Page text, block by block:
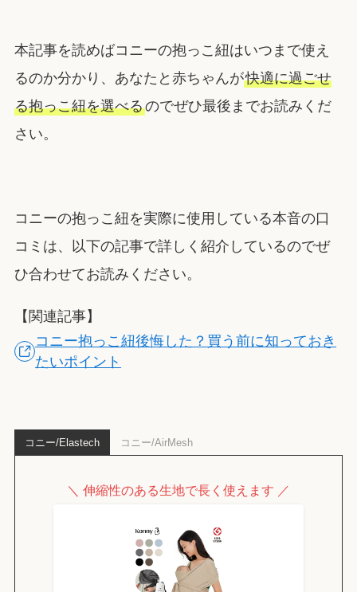
本記事を読めばコニーの抱っこ紐はいつまで使え
るのか分かり、あなたと赤ちゃんが快適に過ごせ
る抱っこ紐を選べるのでぜひ最後までお読みくだ
さい。
コニーの抱っこ紐を実際に使用している本音の口
コミは、以下の記事で詳しく紹介しているのでぜ
ひ合わせてお読みください。
【関連記事】
コニー抱っこ紐後悔した？買う前に知っておき
たいポイント
コニー/Elastech コニー/AirMesh
＼ 伸縮性のある生地で長く使えます ／